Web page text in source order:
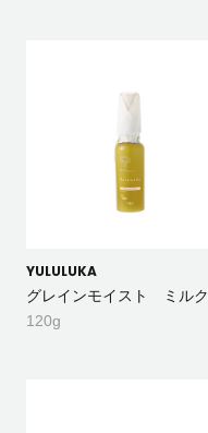
YULULUKA
グレインモイスト ミルク
120g